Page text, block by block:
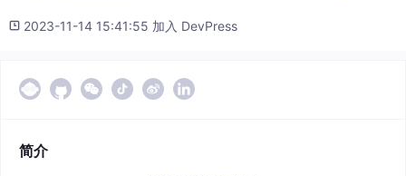
2023-11-14 15:41:55 加入 DevPress
简介